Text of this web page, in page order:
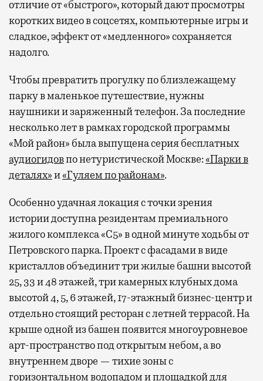
отличие от «быстрого», который дают просмотры
коротких видео в соцсетях, компьютерные игры и
сладкое, эффект от «медленного» сохраняется
надолго.
Чтобы превратить прогулку по близлежащему
парку в маленькое путешествие, нужны
наушники и заряженный телефон. За последние
несколько лет в рамках городской программы
«Мой район» была выпущена серия бесплатных
аудиогидовпо нетуристической Москве:«Парки в
деталях»и«Гуляем по районам».
Особенно удачная локация с точки зрения
истории доступна резидентам премиального
жилого комплекса «С5»в одной минуте ходьбы от
Петровского парка. Проект с фасадами в виде
кристаллов объединит три жилые башни высотой
25, 33 и 48 этажей, три камерных клубных дома
высотой 4, 5, 6 этажей, 17-этажный бизнес-центр и
отдельно стоящий ресторан с летней террасой. На
крыше одной из башен появится многоуровневое
арт-пространство под открытым небом, а во
внутреннем дворе — тихие зоны с
горизонтальном водопадом и площадкой для